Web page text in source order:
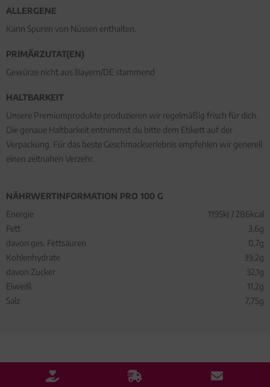
ALLERGENE
Kann Spuren von Nüssen enthalten.
PRIMÄRZUTAT(EN)
Gewürze nicht aus Bayern/DE stammend
HALTBARKEIT
Unsere Premiumprodukte produzieren wir regelmäßig frisch für dich.
Die genaue Haltbarkeit entnimmst du bitte dem Etikett auf der
Verpackung. Für das beste Geschmackserlebnis empfehlen wir generell
einen zeitnahen Verzehr.
NÄHRWERTINFORMATION PRO 100 G
Energie
1195kJ / 286kcal
Fett
3,6g
davon ges. Fettsäuren
0,7g
Kohlenhydrate
39,2g
davon Zucker
32,1g
Eiweiß
11,2g
Salz
7,75g